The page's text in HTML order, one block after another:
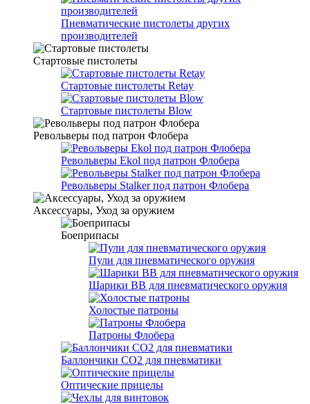
Пневматические пистолеты других
производителей
Стартовые пистолеты
Стартовые пистолеты Retay
Стартовые пистолеты Blow
Револьверы под патрон Флобера
Револьверы Ekol под патрон Флобера
Револьверы Stalker под патрон Флобера
Аксессуары, Уход за оружием
Боеприпасы
Пули для пневматического оружия
Шарики BB для пневматического оружия
Холостые патроны
Патроны Флобера
Баллончики CO2 для пневматики
Оптические прицелы